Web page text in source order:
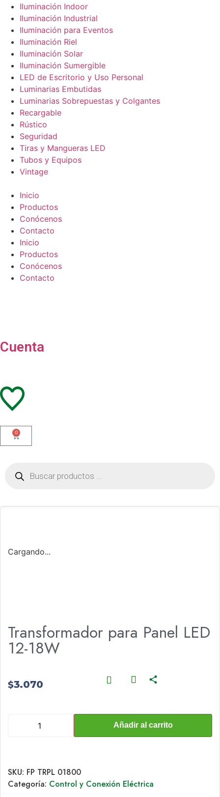
Iluminación Indoor
Iluminación Industrial
Iluminación para Eventos
Iluminación Riel
Iluminación Solar
Iluminación Sumergible
LED de Escritorio y Uso Personal
Luminarias Embutidas
Luminarias Sobrepuestas y Colgantes
Recargable
Rústico
Seguridad
Tiras y Mangueras LED
Tubos y Equipos
Vintage
Inicio
Productos
Conócenos
Contacto
Inicio
Productos
Conócenos
Contacto
Cuenta
0
Cargando...
Transformador para Panel LED
12-18W
$3.070
Añadir al carrito
SKU: FP TRPL 01800
Categoría: Control y Conexión Eléctrica